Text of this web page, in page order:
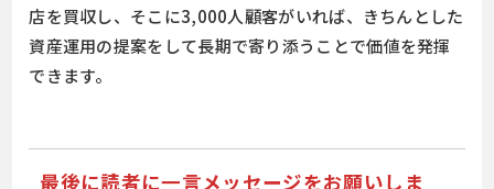
店を買収し、そこに3,000人顧客がいれば、きちんとした
資産運用の提案をして長期で寄り添うことで価値を発揮
できます。
最後に読者に一言メッセージをお願いしま